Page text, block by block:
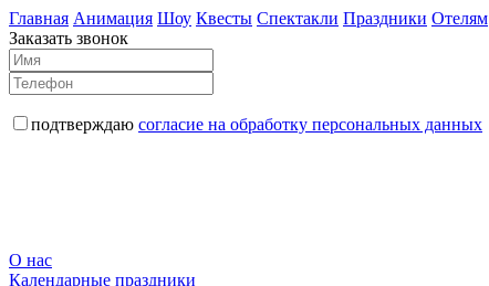
Главная Анимация Шоу Квесты Спектакли Праздники Отелям
Заказать звонок
подтверждаю согласие на обработку персональных данных
О нас
Календарные праздники